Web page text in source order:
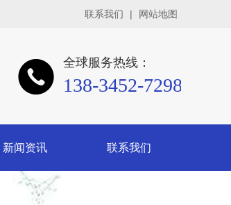
联系我们 | 网站地图
全球服务热线：
138-3452-7298
新闻资讯 联系我们